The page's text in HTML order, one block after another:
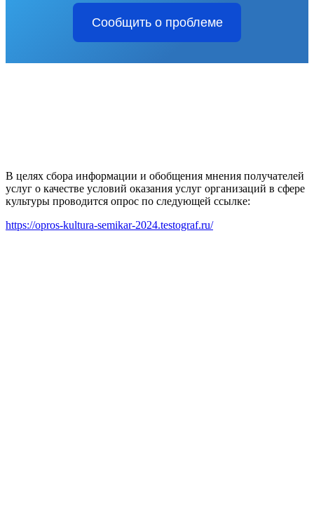
Сообщить о проблеме
В целях сбора информации и обобщения мнения получателей
услуг о качестве условий оказания услуг организаций в сфере
культуры проводится опрос по следующей ссылке:
https://opros-kultura-semikar-2024.testograf.ru/